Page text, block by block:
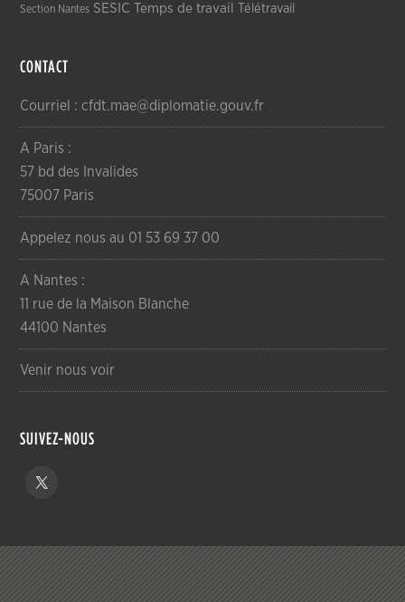
Section Nantes SESIC Temps de travail Télétravail
CONTACT
Courriel : cfdt.mae@diplomatie.gouv.fr
A Paris :
57 bd des Invalides
75007 Paris
Appelez nous au 01 53 69 37 00
A Nantes :
11 rue de la Maison Blanche
44100 Nantes
Venir nous voir
SUIVEZ-NOUS